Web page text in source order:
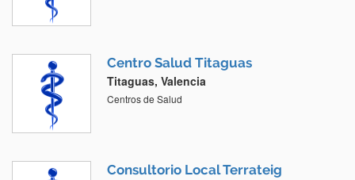
Centro Salud Titaguas
Titaguas, Valencia
Centros de Salud
Consultorio Local Terrateig